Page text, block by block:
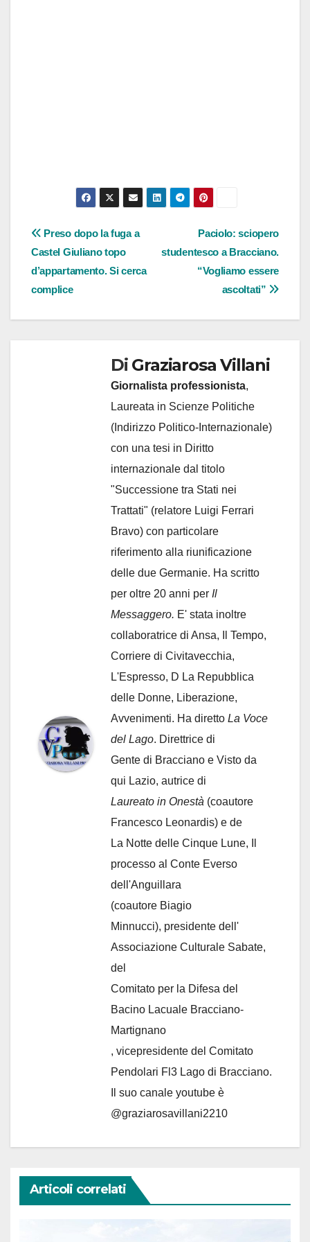
Navigazione
articoli
Paciolo: sciopero
studentesco a Bracciano.
“Vogliamo essere
ascoltati”
Preso dopo la fuga a
Castel Giuliano topo
d’appartamento. Si cerca
complice
Di Graziarosa Villani
Giornalista professionista,
Laureata in Scienze Politiche
(Indirizzo Politico-Internazionale)
con una tesi in Diritto
internazionale dal titolo
"Successione tra Stati nei
Trattati" (relatore Luigi Ferrari
Bravo) con particolare
riferimento alla riunificazione
delle due Germanie. Ha scritto
per oltre 20 anni per Il
Messaggero. E' stata inoltre
collaboratrice di Ansa, Il Tempo,
Corriere di Civitavecchia,
L'Espresso, D La Repubblica
delle Donne, Liberazione,
Avvenimenti. Ha diretto La Voce
del Lago. Direttrice di
Gente di Bracciano e Visto da
qui Lazio, autrice di
Laureato in Onestà (coautore
Francesco Leonardis) e de
La Notte delle Cinque Lune, Il
processo al Conte Everso
dell'Anguillara
(coautore Biagio
Minnucci), presidente dell'
Associazione Culturale Sabate,
del
Comitato per la Difesa del
Bacino Lacuale Bracciano-
Martignano
, vicepresidente del Comitato
Pendolari Fl3 Lago di Bracciano.
Il suo canale youtube è
@graziarosavillani2210
Articoli correlati